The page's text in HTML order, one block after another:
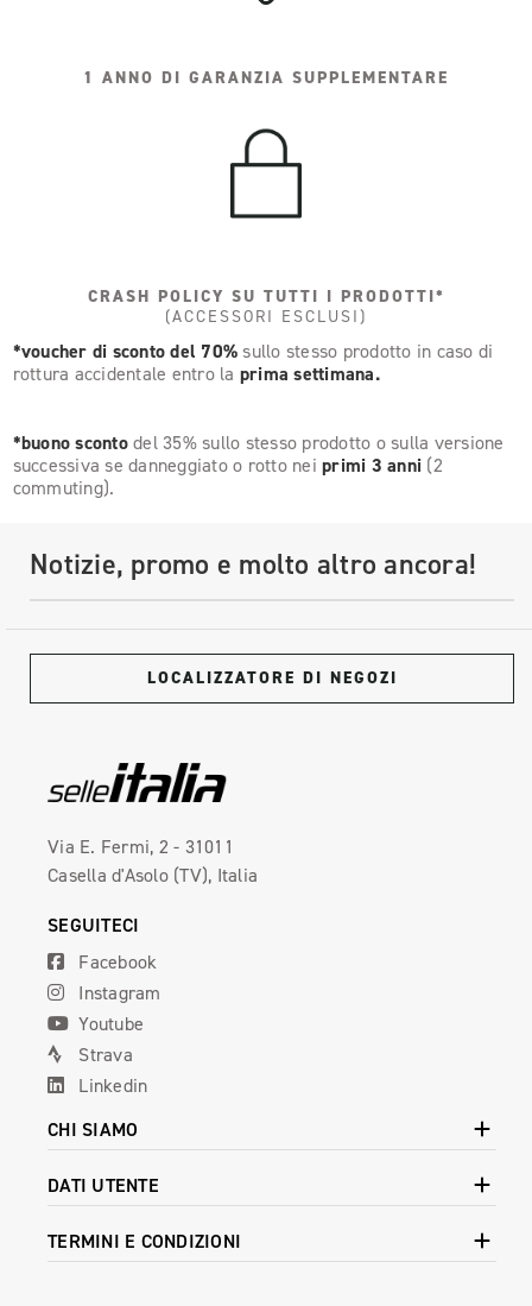
1 ANNO DI GARANZIA SUPPLEMENTARE
CRASH POLICY SU TUTTI I PRODOTTI*
(ACCESSORI ESCLUSI)
*voucher di sconto del 70% sullo stesso prodotto in caso di
rottura accidentale entro la prima settimana.
*buono scontodel 35% sullo stesso prodotto o sulla versione
successiva se danneggiato o rotto nei primi 3 anni (2
commuting).
Notizie, promo e molto altro ancora!
LOCALIZZATORE DI NEGOZI
Via E. Fermi, 2 - 31011
Casella d'Asolo (TV), Italia
SEGUITECI
Facebook
Instagram
Youtube
Strava
Linkedin
CHI SIAMO
DATI UTENTE
TERMINI E CONDIZIONI